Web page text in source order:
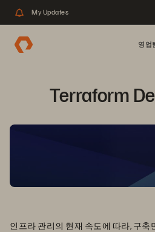
My Updates
영업
Terraform
인프라 관리의 현재 속도에 따라, 구